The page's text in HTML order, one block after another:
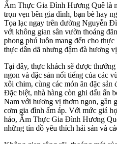
Ẩm Thực Gia Đình Hương Quê là
trọn vẹn bên gia đình, bạn bè hay
Tọa lạc ngay trên đường Nguyễn
với không gian sân vườn thoáng
phong phú luôn mang đến cho
thực dân dã nhưng đậm đà hương
Tại đây, thực khách sẽ được
ngon và đặc sản nổi tiếng của các
xôi chim, cùng các món ăn đặc
Đặc biệt, nhà hàng còn ghi dấu ấn
Nam với hương vị thơm ngon, gần
cơm gia đình ấm áp. Với mức giá
hảo, Ẩm Thực Gia Đình Hương
những tín đồ yêu thích hải sản và